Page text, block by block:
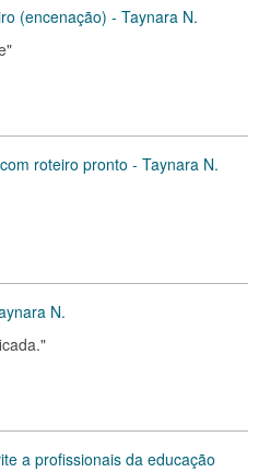
(encenação) - Taynara N.
roteiro pronto - Taynara N.
N.
a profissionais da educação